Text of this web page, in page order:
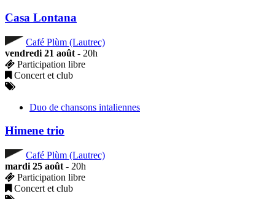
Casa Lontana
Café Plùm (Lautrec)
vendredi 21 août - 20h
Participation libre
Concert et club
Duo de chansons intaliennes
Himene trio
Café Plùm (Lautrec)
mardi 25 août - 20h
Participation libre
Concert et club